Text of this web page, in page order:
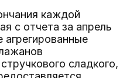
каждой
с отчета за апрель
сладкого,